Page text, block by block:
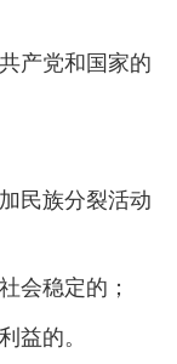
产党和国家的
民族分裂活动
会稳定的；
益的。